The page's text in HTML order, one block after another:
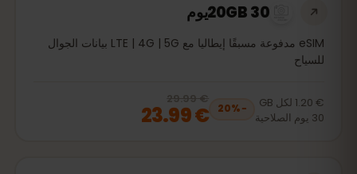
20GB 30يوم
eSIM مدفوعة مسبقًا إيطاليا مع LTE | 4G | 5G بيانات الجوال
للسياح
€ 1.20 لكل GB
30 يوم الصلاحية
−
20%
20% off, was
€ 23.99 € 29.99
€ 23.99